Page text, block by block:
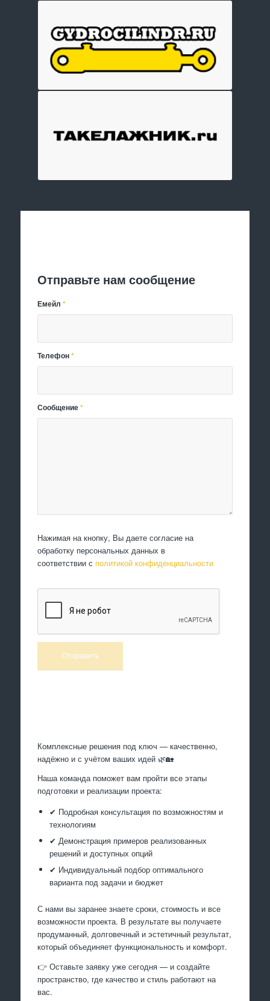
Отправьте нам сообщение
Емейл*
Телефон*
Сообщение*
Нажимая на кнопку, Вы даете согласие на
обработку персональных данных в
соответствии с политикой конфиденциальности
Комплексные решения под ключ — качественно,
надёжно и с учётом ваших идей 🌿🏡
Наша команда поможет вам пройти все этапы
подготовки и реализации проекта:
✔ Подробная консультация по возможностям и
технологиям
✔ Демонстрация примеров реализованных
решений и доступных опций
✔ Индивидуальный подбор оптимального
варианта под задачи и бюджет
С нами вы заранее знаете сроки, стоимость и все
возможности проекта. В результате вы получаете
продуманный, долговечный и эстетичный результат,
который объединяет функциональность и комфорт.
👉 Оставьте заявку уже сегодня — и создайте
пространство, где качество и стиль работают на
вас.